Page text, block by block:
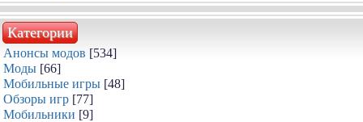
Категории
Анонсы модов [534]
Моды [66]
Мобильные игры [48]
Обзоры игр [77]
Мобильники [9]